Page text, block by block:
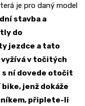
je pro daný model
stavba a
do
jezdce a tato
v točitých
s ní dovede otočit
jenž dokáže
připlete-li